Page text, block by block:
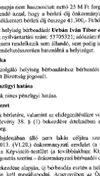
nem hasznosított nettó 25 M Ft
ő azzal, hogy a bérleti díj
bérleti díj összege 41.300,- Ft/hó.
helyiség bérbeadását Urbán Iván Tibor
nyilvántartási szám: 53705321;
nem rendelkezik sem állandó, sem pedig
űen használná a helyiséget.
helyiség bérbeadáshoz bérbeadói
Bizottság jogosult.
hatása
nincs pénzügyi hatása.
bérletére, valamint az elidegenítésükre
38. § (1) bekezdése értelmében a
álló nem lakás céljára
(VI.20.) önkormányzati rendelet (a
a Képviselő-testület (a továbbiakban:
szerint önkormányzati bérbeadói
alapján, új bérbeadás esetén a
kell megállapodni. Amennyiben az